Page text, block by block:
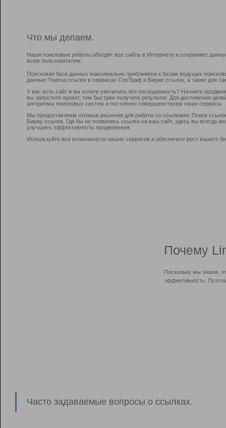
Что мы делаем.
Наши поисковые роботы обходят все сайты в Интернете и сохраняют
всем пользователям.
Поисковая база данных максимально приближена к базам ведущих
данные Поиска ссылок в сервисах СеоТраф и Бирже ссылок, а также для
У вас есть сайт и вы хотите увеличить его посещаемость? Начните
вы запустите проект, тем быстрее получите результат. Для достижения
алгоритмы поисковых систем и постоянно совершенствуем наши сервисы.
Мы предоставляем готовые решения для работы со ссылками: Поиск
Биржу ссылок. Где бы не появились ссылки на ваш сайт, здесь вы всегда
улучшить эффективность продвижения.
Используйте все возможности наших сервисов и обеспечьте рост вашего
Почему
Поскольку мы знаем,
эффективность.
Часто задаваемые вопросы о ссылках.